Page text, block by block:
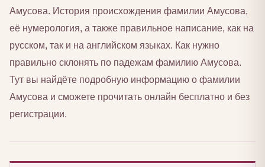
Амусова. История происхождения фамилии Амусова,
её нумерология, а также правильное написание, как на
русском, так и на английском языках. Как нужно
правильно склонять по падежам фамилию Амусова.
Тут вы найдёте подробную информацию о фамилии
Амусова и сможете прочитать онлайн бесплатно и без
регистрации.